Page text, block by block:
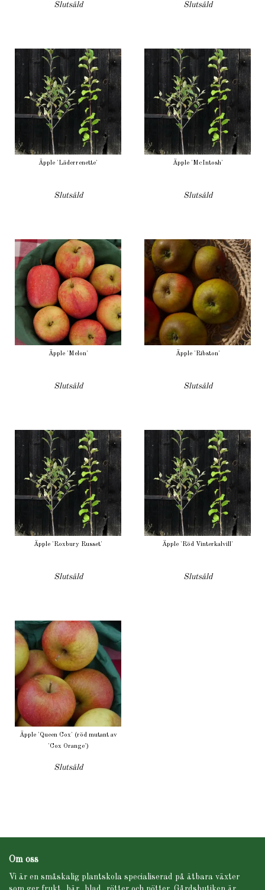
Slutsåld Slutsåld
Äpple 'Läderrenette'
Slutsåld
Äpple 'McIntosh'
Slutsåld
Äpple 'Melon'
Slutsåld
Äpple 'Ribston'
Slutsåld
Äpple 'Roxbury Russet'
Slutsåld
Äpple 'Röd Vinterkalvill'
Slutsåld
Äpple 'Queen Cox' (röd mutant av
'Cox Orange')
Slutsåld
Om oss
Vi är en småskalig plantskola specialiserad på ätbara växter